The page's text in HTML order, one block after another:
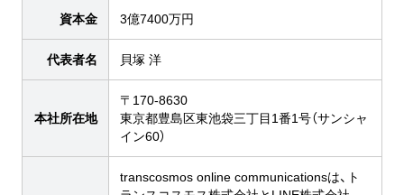
資本金 3億7400万円
代表者名 貝塚 洋
本社所在地
〒170-8630
東京都豊島区東池袋三丁目1番1号（サンシャ
イン60）
transcosmos online communicationsは、ト